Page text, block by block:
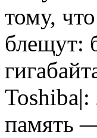
тому,
блещут:
Toshiba|:
память